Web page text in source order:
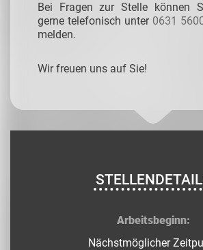
Bei Fragen zur Stelle können
gerne telefonisch unter 0631
melden.
Wir freuen uns auf Sie!
Arbeitsbeginn:
Nächstmöglicher